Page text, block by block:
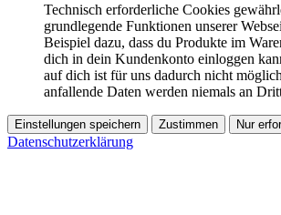
Technisch erforderliche Cookies
grundlegende Funktionen unserer
Beispiel dazu, dass du Produkte im
dich in dein Kundenkonto einloggen
auf dich ist für uns dadurch nicht
anfallende Daten werden niemals an
Einstellungen speichern Zustimmen Nur
Datenschutzerklärung